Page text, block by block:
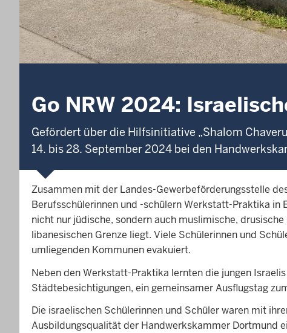
Go NRW 2024:
Gefördert über die Hilfsinitiative „Shalom
14. bis 28. September 2024 bei den
Zusammen mit der Landes-Gewerbeförderungsstelle
Berufsschülerinnen und -schülern Werkstatt-Praktika
nicht nur jüdische, sondern auch muslimische,
libanesischen Grenze liegt. Viele Schülerinnen und
umliegenden Kommunen evakuiert.
Neben den Werkstatt-Praktika lernten die jungen
Städtebesichtigungen, ein gemeinsamer Ausflugstag
Die israelischen Schülerinnen und Schüler waren mit
Ausbildungsqualität der Handwerkskammer Dortmund